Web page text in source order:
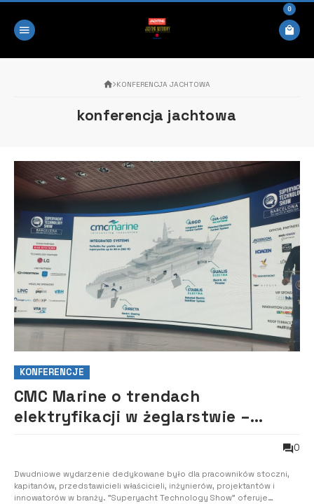
0
KONFERENCJA JACHTOWA
konferencja jachtowa
KONFERENCJE
CMC Marine o trendach
elektryfikacji w żeglarstwie –
0
Dwudniowe wydarzenie dedykowane było dla pracowników stoczni,
kapitanów, przedstawicieli właścicieli, inżynierów, projektantów i
innowatorów w branży. "Superyacht Technology Show" oferuje